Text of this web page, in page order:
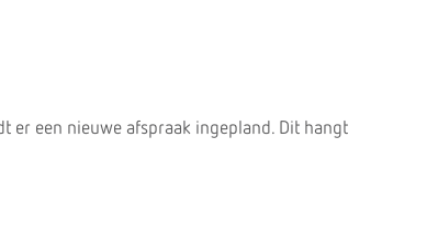
er een nieuwe afspraak ingepland. Dit hangt